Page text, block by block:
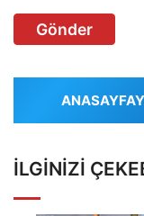
Gönder
İLGINIZI